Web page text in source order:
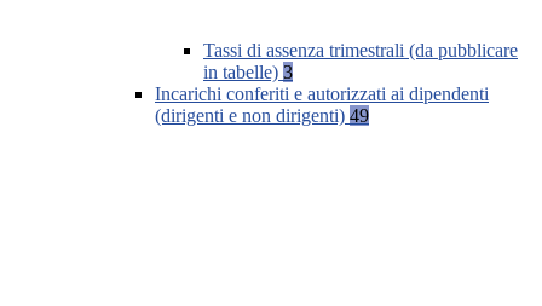
Tassi di assenza trimestrali (da pubblicare
in tabelle) 3
Incarichi conferiti e autorizzati ai dipendenti
(dirigenti e non dirigenti) 49